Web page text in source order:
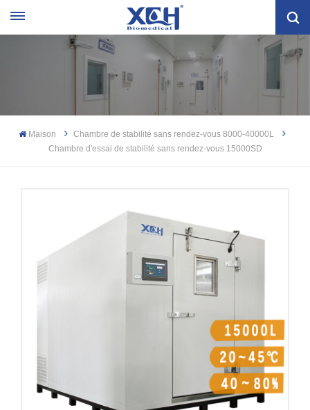
Maison
Chambre de stabilité sans rendez-vous 8000-40000L
Chambre d'essai de stabilité sans rendez-vous 15000SD